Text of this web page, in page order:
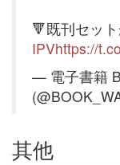
🔻既刊セッ
IPVhttps://
— 電子書籍
其他